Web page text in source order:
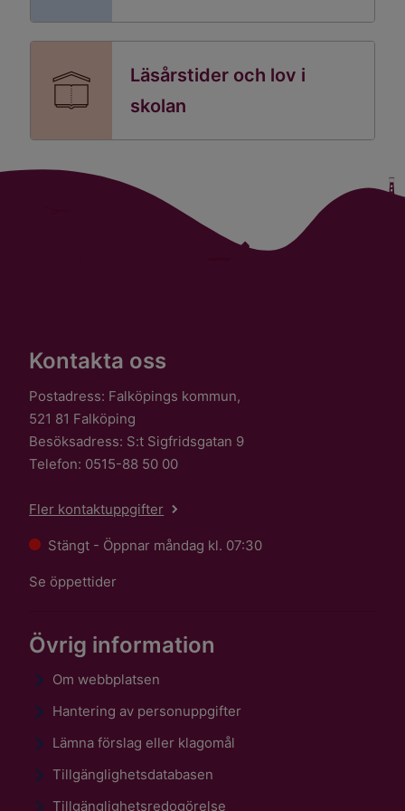
Läsårstider och lov i
skolan
Kontakta oss
Postadress: Falköpings kommun,
521 81 Falköping
Besöksadress: S:t Sigfridsgatan 9
Telefon: 0515-88 50 00
Fler kontaktuppgifter
Stängt - Öppnar måndag kl. 07:30
Se öppettider
Övrig information
Om webbplatsen
Hantering av personuppgifter
Lämna förslag eller klagomål
Tillgänglighetsdatabasen
Tillgänglighetsredogörelse